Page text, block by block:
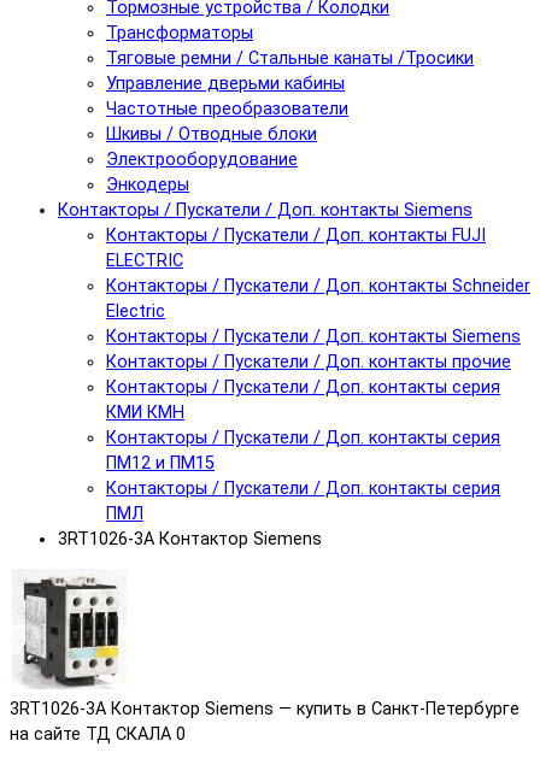
Тормозные устройства / Колодки
Трансформаторы
Тяговые ремни / Стальные канаты /Тросики
Управление дверьми кабины
Частотные преобразователи
Шкивы / Отводные блоки
Электрооборудование
Энкодеры
Контакторы / Пускатели / Доп. контакты Siemens
Контакторы / Пускатели / Доп. контакты FUJI
ELECTRIC
Контакторы / Пускатели / Доп. контакты Schneider
Electric
Контакторы / Пускатели / Доп. контакты Siemens
Контакторы / Пускатели / Доп. контакты прочие
Контакторы / Пускатели / Доп. контакты серия
КМИ КМН
Контакторы / Пускатели / Доп. контакты серия
ПМ12 и ПМ15
Контакторы / Пускатели / Доп. контакты серия
ПМЛ
3RT1026-3A Контактор Siemens
3RT1026-3A Контактор Siemens — купить в Санкт-Петербурге
на сайте ТД СКАЛА 0